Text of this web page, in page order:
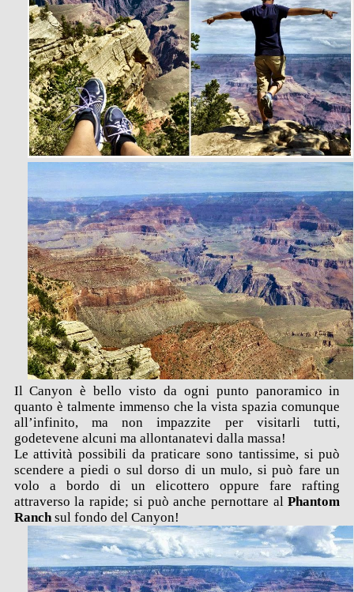
Il Canyon è bello visto da ogni punto panoramico in
quanto è talmente immenso che la vista spazia comunque
all’infinito, ma non impazzite per visitarli tutti,
godetevene alcuni ma allontanatevi dalla massa!
Le attività possibili da praticare sono tantissime, si può
scendere a piedi o sul dorso di un mulo, si può fare un
volo a bordo di un elicottero oppure fare rafting
attraverso la rapide; si può anche pernottare alPhantom
Ranchsul fondo del Canyon!